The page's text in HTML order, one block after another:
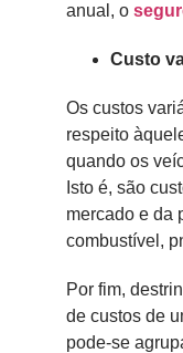
anual, o
Custo
Os custos
respeito
quando os
Isto é, são
mercado e da
combustível,
Por fim,
de custos de
pode-se